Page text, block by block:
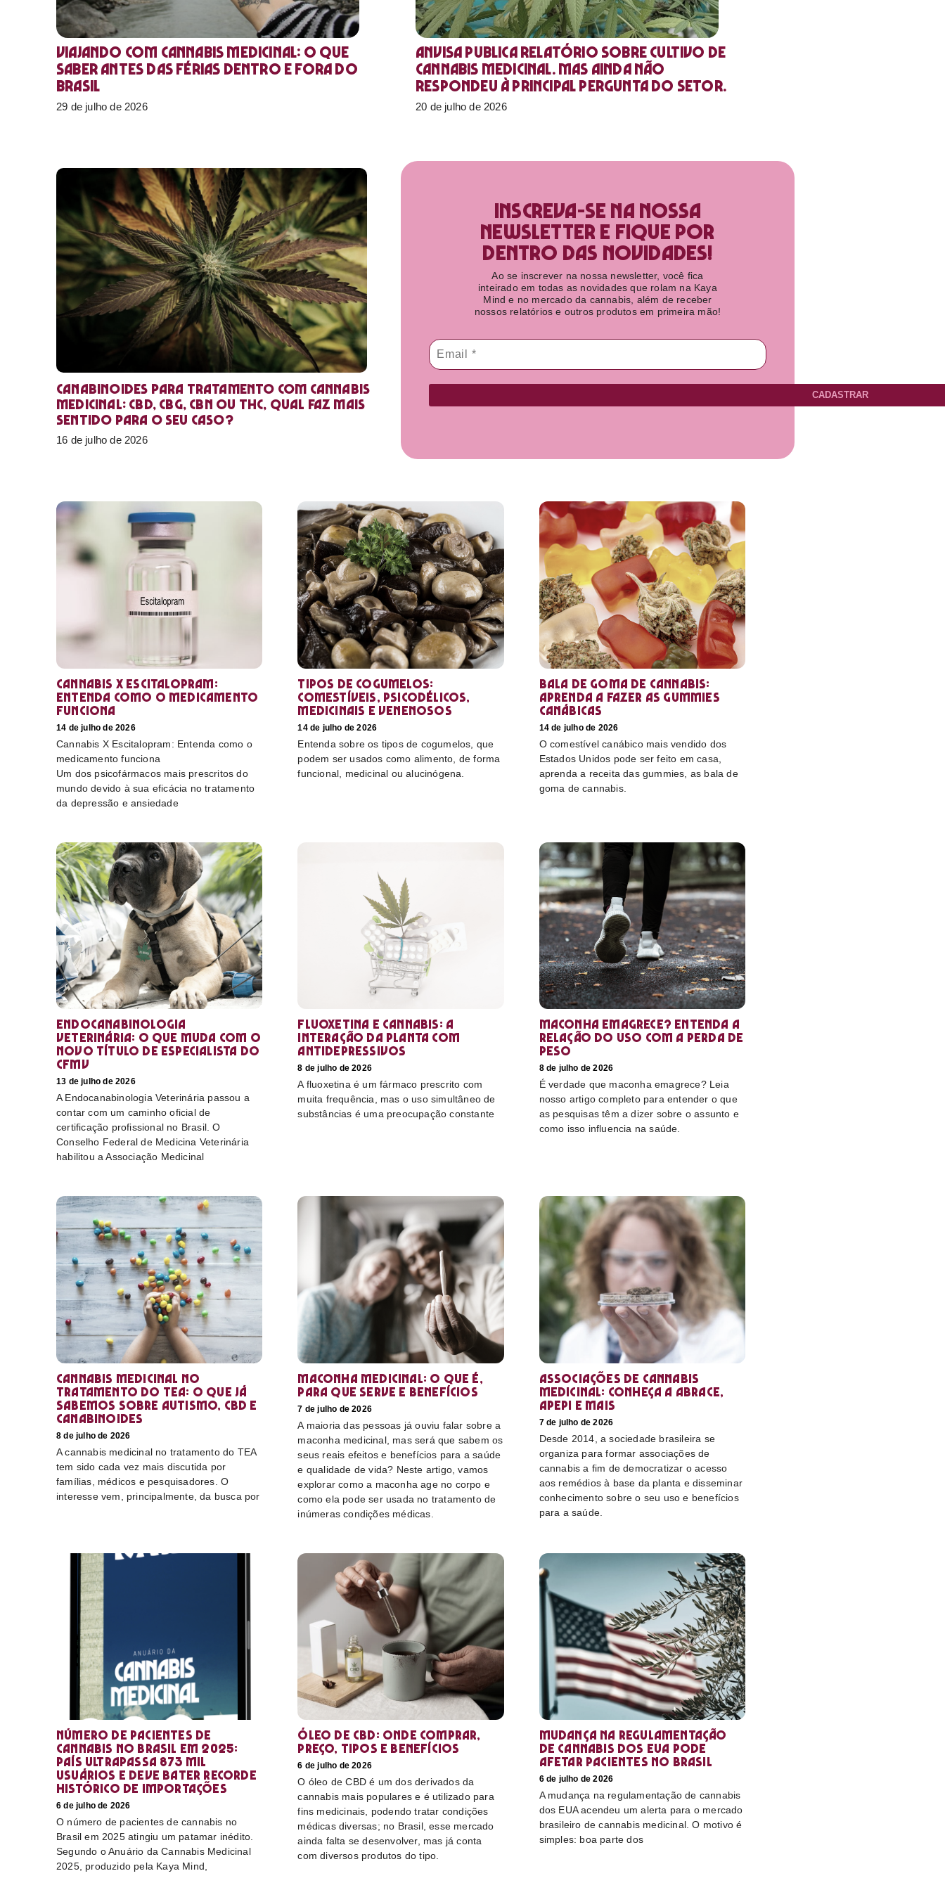
Viajando com cannabis medicinal: o que
saber antes das férias dentro e fora do
Brasil
29 de julho de 2026
Anvisa publica relatório sobre cultivo de
Cannabis medicinal. Mas ainda não
respondeu à principal pergunta do setor.
20 de julho de 2026
Canabinoides para tratamento com cannabis
medicinal: CBD, CBG, CBN ou THC, qual faz mais
sentido para o seu caso?
16 de julho de 2026
Inscreva-se na nossa
newsletter e fique por
dentro das novidades!​
Ao se inscrever na nossa newsletter, você fica
inteirado em todas as novidades que rolam na Kaya
Mind e no mercado da cannabis, além de receber
nossos relatórios e outros produtos em primeira mão!
CADASTRAR
Cannabis X Escitalopram:
Entenda como o medicamento
funciona
14 de julho de 2026
Cannabis X Escitalopram: Entenda como o
medicamento funciona
Um dos psicofármacos mais prescritos do
mundo devido à sua eficácia no tratamento
da depressão e ansiedade
Tipos de cogumelos:
comestíveis, psicodélicos,
medicinais e venenosos
14 de julho de 2026
Entenda sobre os tipos de cogumelos, que
podem ser usados como alimento, de forma
funcional, medicinal ou alucinógena.
Bala de goma de cannabis:
aprenda a fazer as gummies
canábicas
14 de julho de 2026
O comestível canábico mais vendido dos
Estados Unidos pode ser feito em casa,
aprenda a receita das gummies, as bala de
goma de cannabis.
Endocanabinologia
Veterinária: o que muda com o
novo título de especialista do
CFMV
13 de julho de 2026
A Endocanabinologia Veterinária passou a
contar com um caminho oficial de
certificação profissional no Brasil. O
Conselho Federal de Medicina Veterinária
habilitou a Associação Medicinal
Fluoxetina e Cannabis: a
interação da planta com
antidepressivos
8 de julho de 2026
A fluoxetina é um fármaco prescrito com
muita frequência, mas o uso simultâneo de
substâncias é uma preocupação constante
Maconha emagrece? Entenda a
relação do uso com a perda de
peso
8 de julho de 2026
É verdade que maconha emagrece? Leia
nosso artigo completo para entender o que
as pesquisas têm a dizer sobre o assunto e
como isso influencia na saúde.
Cannabis medicinal no
tratamento do TEA: o que já
sabemos sobre autismo, CBD e
canabinoides
8 de julho de 2026
A cannabis medicinal no tratamento do TEA
tem sido cada vez mais discutida por
famílias, médicos e pesquisadores. O
interesse vem, principalmente, da busca por
Maconha medicinal: O que é,
para que serve e benefícios
7 de julho de 2026
A maioria das pessoas já ouviu falar sobre a
maconha medicinal, mas será que sabem os
seus reais efeitos e benefícios para a saúde
e qualidade de vida? Neste artigo, vamos
explorar como a maconha age no corpo e
como ela pode ser usada no tratamento de
inúmeras condições médicas.
Associações de cannabis
medicinal: conheça a Abrace,
Apepi e mais
7 de julho de 2026
Desde 2014, a sociedade brasileira se
organiza para formar associações de
cannabis a fim de democratizar o acesso
aos remédios à base da planta e disseminar
conhecimento sobre o seu uso e benefícios
para a saúde.
Número de pacientes de
cannabis no Brasil em 2025:
país ultrapassa 873 mil
usuários e deve bater recorde
histórico de importações
6 de julho de 2026
O número de pacientes de cannabis no
Brasil em 2025 atingiu um patamar inédito.
Segundo o Anuário da Cannabis Medicinal
2025, produzido pela Kaya Mind,
Óleo de CBD: Onde comprar,
preço, tipos e benefícios
6 de julho de 2026
O óleo de CBD é um dos derivados da
cannabis mais populares e é utilizado para
fins medicinais, podendo tratar condições
médicas diversas; no Brasil, esse mercado
ainda falta se desenvolver, mas já conta
com diversos produtos do tipo.
Mudança na regulamentação
de cannabis dos EUA pode
afetar pacientes no Brasil
6 de julho de 2026
A mudança na regulamentação de cannabis
dos EUA acendeu um alerta para o mercado
brasileiro de cannabis medicinal. O motivo é
simples: boa parte dos